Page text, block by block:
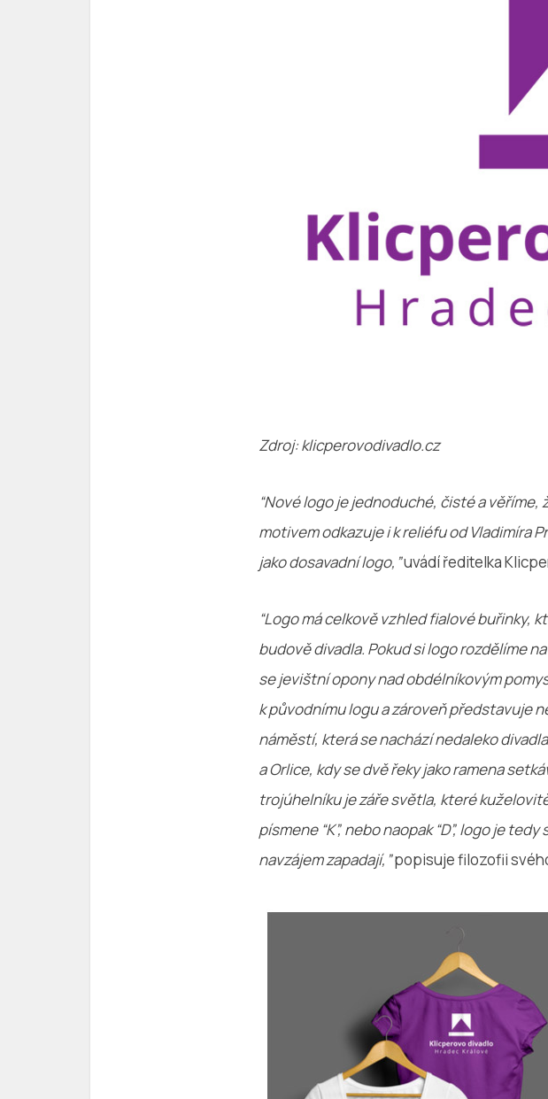
Zdroj: klicperovodivadlo.cz
“Nové logo je jednoduché, čisté a
motivem odkazuje i k reliéfu od Vladimíra
jako dosavadní logo,”uvádí ředitelka
“Logo má celkově vzhled fialové buřinky,
budově divadla. Pokud si logo rozdělíme
se jevištní opony nad obdélníkovým
k původnímu logu a zároveň představuje
náměstí, která se nachází nedaleko
a Orlice, kdy se dvě řeky jako ramena
trojúhelníku je záře světla, které
písmene “K”, nebo naopak “D”, logo je
navzájem zapadají,”popisuje filozofii